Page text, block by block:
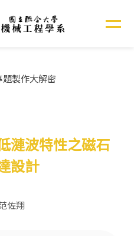
題製作大解密
漣波特性之磁石
設計
佐翔